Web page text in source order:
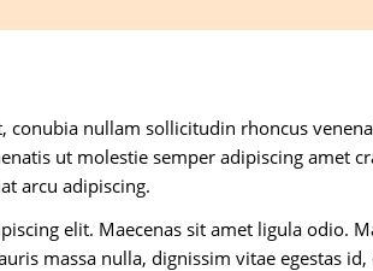
nullam sollicitudin rhoncus
ut molestie semper adipiscing amet
arcu adipiscing.
elit. Maecenas sit amet ligula odio.
massa nulla, dignissim vitae egestas